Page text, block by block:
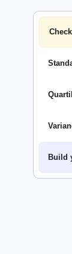
Build